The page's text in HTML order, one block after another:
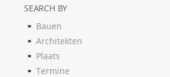
SEARCH BY
Bauen
Architekten
Plaats
Termine